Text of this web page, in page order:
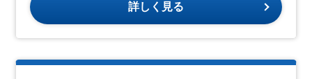
詳しく見る